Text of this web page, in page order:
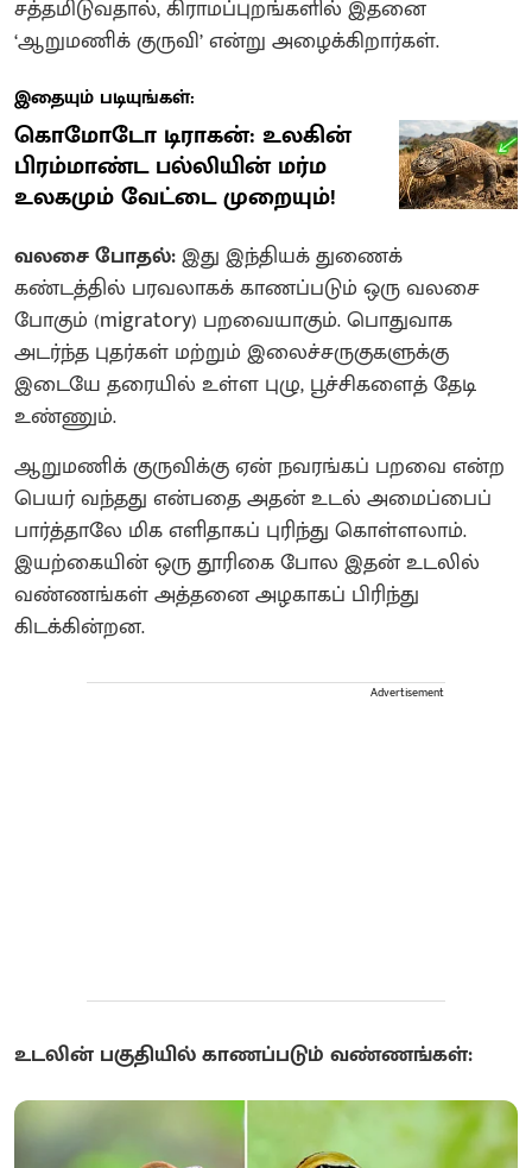
சத்தமிடுவதால், கிராமப்புறங்களில் இதனை
‘ஆறுமணிக் குருவி’ என்று அழைக்கிறார்கள்.
இதையும் படியுங்கள்:
கொமோடோ டிராகன்: உலகின்
பிரம்மாண்ட பல்லியின் மர்ம
உலகமும் வேட்டை முறையும்!
வலசை போதல்:இது இந்தியக் துணைக்
கண்டத்தில் பரவலாகக் காணப்படும் ஒரு வலசை
போகும் (migratory) பறவையாகும். பொதுவாக
அடர்ந்த புதர்கள் மற்றும் இலைச்சருகுகளுக்கு
இடையே தரையில் உள்ள புழு, பூச்சிகளைத் தேடி
உண்ணும்.
ஆறுமணிக் குருவிக்கு ஏன் நவரங்கப் பறவை என்ற
பெயர் வந்தது என்பதை அதன் உடல் அமைப்பைப்
பார்த்தாலே மிக எளிதாகப் புரிந்து கொள்ளலாம்.
இயற்கையின் ஒரு தூரிகை போல இதன் உடலில்
வண்ணங்கள் அத்தனை அழகாகப் பிரிந்து
கிடக்கின்றன.
Advertisement
உடலின் பகுதியில் காணப்படும் வண்ணங்கள்: